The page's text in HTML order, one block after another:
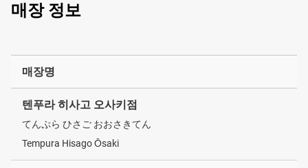
매장 정보
매장명
텐푸라 히사고 오사키점
てんぷら ひさご おおさきてん
Tempura Hisago Ōsaki